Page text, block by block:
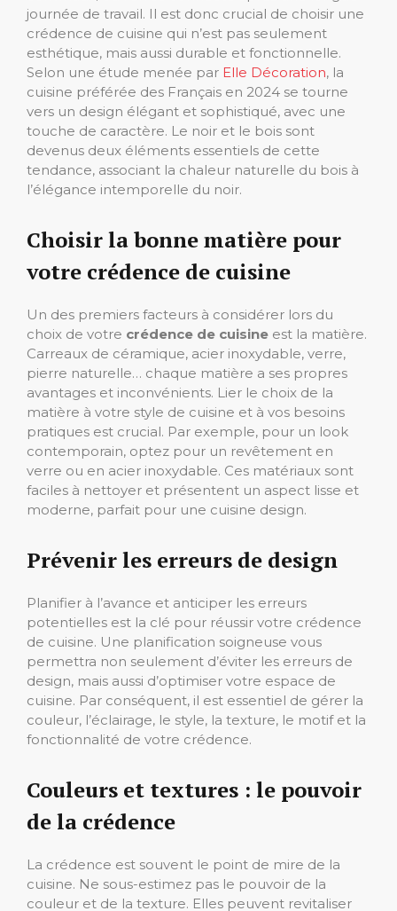
journée de travail. Il est donc crucial de choisir une
crédence de cuisine qui n’est pas seulement
esthétique, mais aussi durable et fonctionnelle.
Selon une étude menée par Elle Décoration, la
cuisine préférée des Français en 2024 se tourne
vers un design élégant et sophistiqué, avec une
touche de caractère. Le noir et le bois sont
devenus deux éléments essentiels de cette
tendance, associant la chaleur naturelle du bois à
l’élégance intemporelle du noir.
Choisir la bonne matière pour
votre crédence de cuisine
Un des premiers facteurs à considérer lors du
choix de votre crédence de cuisine est la matière.
Carreaux de céramique, acier inoxydable, verre,
pierre naturelle… chaque matière a ses propres
avantages et inconvénients. Lier le choix de la
matière à votre style de cuisine et à vos besoins
pratiques est crucial. Par exemple, pour un look
contemporain, optez pour un revêtement en
verre ou en acier inoxydable. Ces matériaux sont
faciles à nettoyer et présentent un aspect lisse et
moderne, parfait pour une cuisine design.
Prévenir les erreurs de design
Planifier à l’avance et anticiper les erreurs
potentielles est la clé pour réussir votre crédence
de cuisine. Une planification soigneuse vous
permettra non seulement d’éviter les erreurs de
design, mais aussi d’optimiser votre espace de
cuisine. Par conséquent, il est essentiel de gérer la
couleur, l’éclairage, le style, la texture, le motif et la
fonctionnalité de votre crédence.
Couleurs et textures : le pouvoir
de la crédence
La crédence est souvent le point de mire de la
cuisine. Ne sous-estimez pas le pouvoir de la
couleur et de la texture. Elles peuvent revitaliser